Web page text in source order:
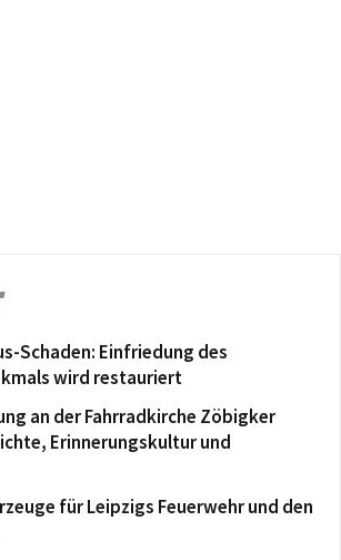
Schaden: Einfriedung des
wird restauriert
an der Fahrradkirche Zöbigker
Erinnerungskultur und
für Leipzigs Feuerwehr und den